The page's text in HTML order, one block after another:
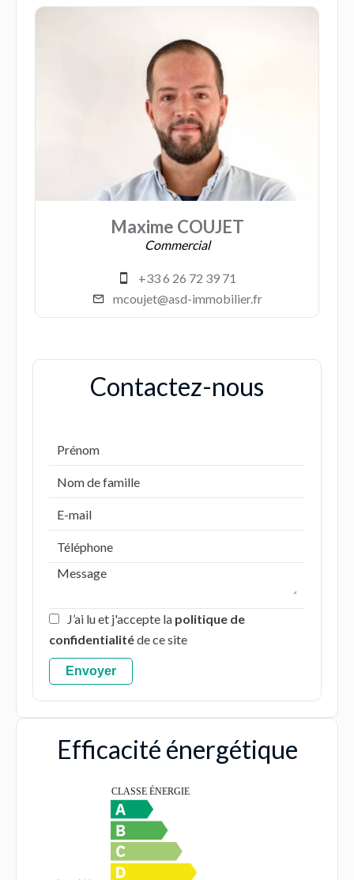
Maxime COUJET
Commercial
+33 6 26 72 39 71
mcoujet@asd-immobilier.fr
Contactez-nous
J’ai lu et j'accepte la politique de
confidentialitéde ce site
Envoyer
Efficacité énergétique